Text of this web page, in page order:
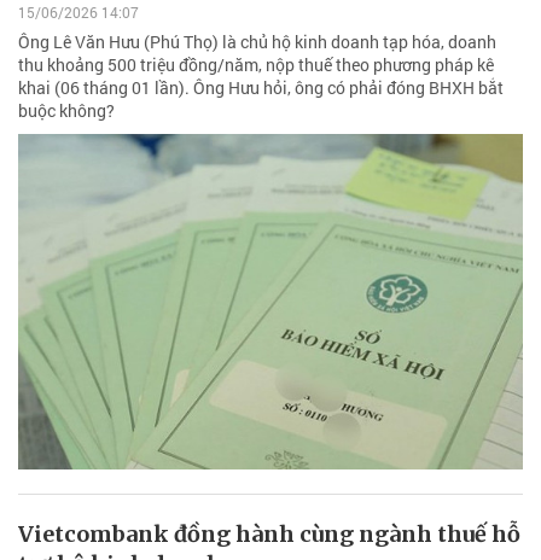
15/06/2026 14:07
Ông Lê Văn Hưu (Phú Thọ) là chủ hộ kinh doanh tạp hóa, doanh
thu khoảng 500 triệu đồng/năm, nộp thuế theo phương pháp kê
khai (06 tháng 01 lần). Ông Hưu hỏi, ông có phải đóng BHXH bắt
buộc không?
Vietcombank đồng hành cùng ngành thuế hỗ